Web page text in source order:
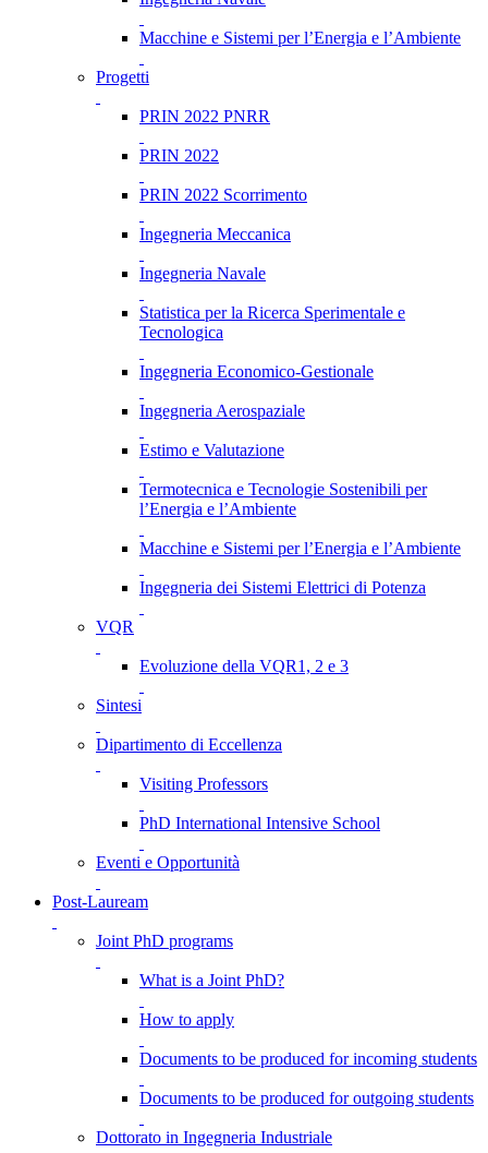
Macchine e Sistemi per l’Energia e l’Ambiente
Progetti
PRIN 2022 PNRR
PRIN 2022
PRIN 2022 Scorrimento
Ingegneria Meccanica
Ingegneria Navale
Statistica per la Ricerca Sperimentale e
Tecnologica
Ingegneria Economico-Gestionale
Ingegneria Aerospaziale
Estimo e Valutazione
Termotecnica e Tecnologie Sostenibili per
l’Energia e l’Ambiente
Macchine e Sistemi per l’Energia e l’Ambiente
Ingegneria dei Sistemi Elettrici di Potenza
VQR
Evoluzione della VQR1, 2 e 3
Sintesi
Dipartimento di Eccellenza
Visiting Professors
PhD International Intensive School
Eventi e Opportunità
Post-Lauream
Joint PhD programs
What is a Joint PhD?
How to apply
Documents to be produced for incoming students
Documents to be produced for outgoing students
Dottorato in Ingegneria Industriale